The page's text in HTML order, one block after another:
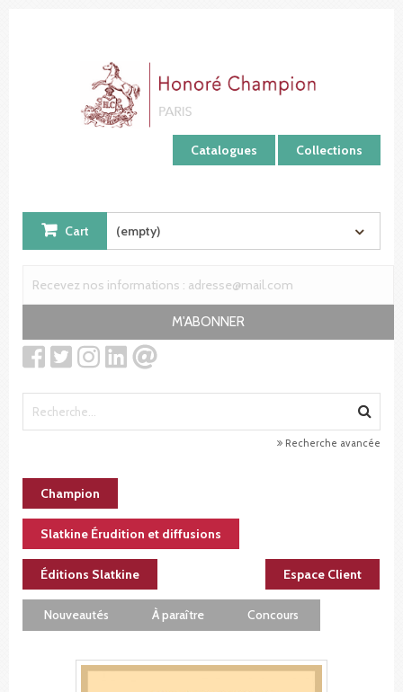
Catalogues Collections
Cart (empty)
M'ABONNER
Recherche avancée
Champion
Slatkine Érudition et diffusions
Éditions Slatkine Espace Client
Nouveautés À paraître Concours